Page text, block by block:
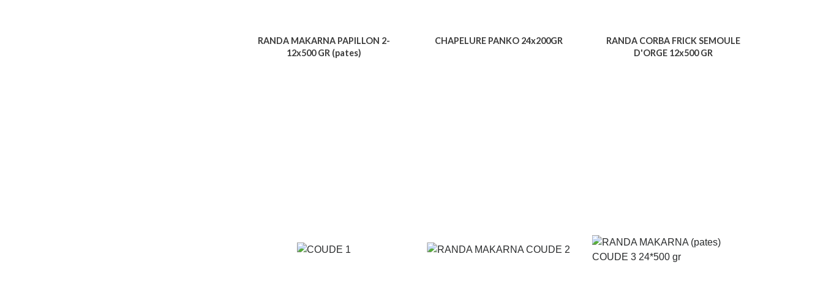
RANDA MAKARNA PAPILLON 2-
12x500 GR (pates)
CHAPELURE PANKO 24x200GR
RANDA CORBA FRICK SEMOULE
D'ORGE 12x500 GR